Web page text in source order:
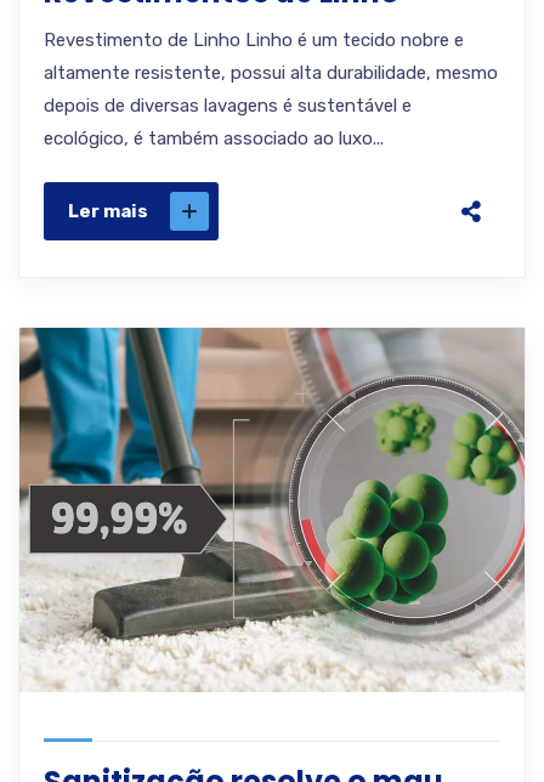
Revestimento de Linho Linho é um tecido nobre e
altamente resistente, possui alta durabilidade, mesmo
depois de diversas lavagens é sustentável e
ecológico, é também associado ao luxo...
Ler mais